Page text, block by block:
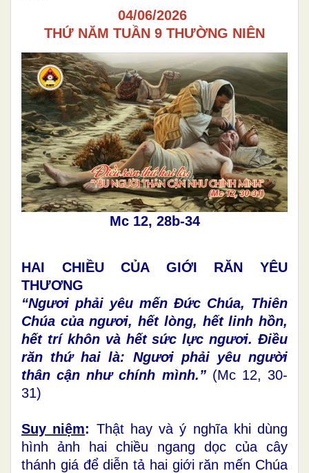
04/06/2026
THỨ NĂM TUẦN 9 THƯỜNG NIÊN
Mc 12, 28b-34
HAI CHIỀU CỦA GIỚI RĂN YÊU
THƯƠNG
“Ngươi phải yêu mến Đức Chúa, Thiên
Chúa của ngươi, hết lòng, hết linh hồn,
hết trí khôn và hết sức lực ngươi. Điều
răn thứ hai là: Ngươi phải yêu người
thân cận như chính mình.” (Mc 12, 30-
31)
Suy niệm: Thật hay và ý nghĩa khi dùng
hình ảnh hai chiều ngang dọc của cây
thánh giá để diễn tả hai giới răn mến Chúa